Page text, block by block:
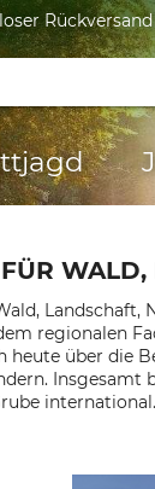
Rückversand
regionalen
über die
international.